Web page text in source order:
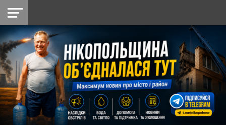
НІКОПОЛЬ
РАЙОН
СІЧЕСЛАВСЬКА
УКРАЇНА
РЕТРО
НІКОПОЛЬ
ЛАЙТ
УКРАЇНА
ДОПОМОГА
РАДІО